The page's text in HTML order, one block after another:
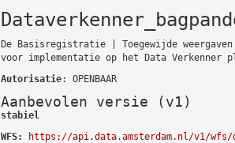
De Basisregistratie | Toegewijde
voor implementatie op het Data Verkenner
Autorisatie: OPENBAAR
Aanbevolen versie (v1)
stabiel
WFS:
https://api.data.amsterdam.nl/v1/wfs/